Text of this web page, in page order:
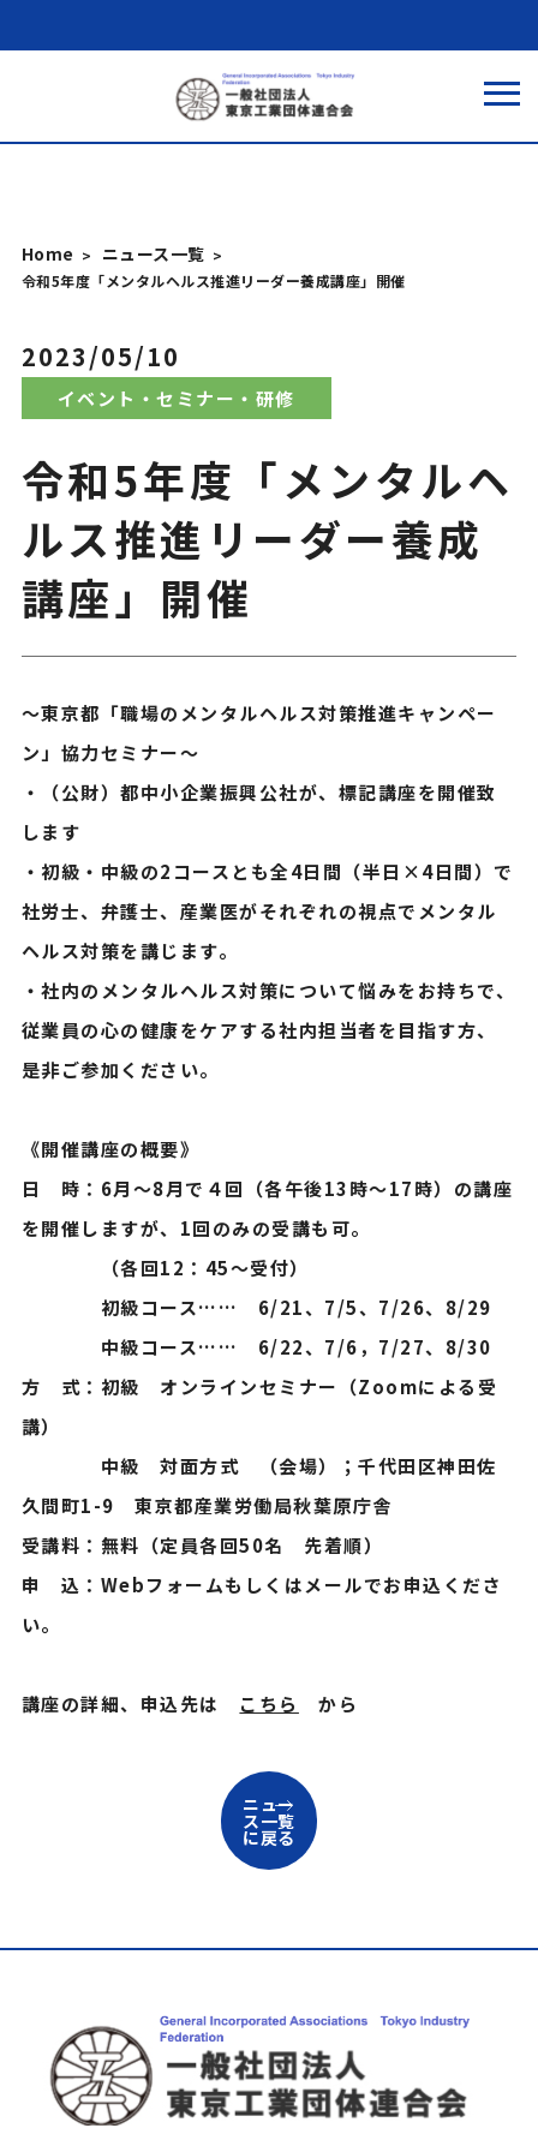
Home ニュース一覧
令和5年度「メンタルヘルス推進リーダー養成講座」開催
2023/05/10
イベント・セミナー・研修
令和5年度「メンタルヘ
ルス推進リーダー養成
講座」開催
～東京都「職場のメンタルヘルス対策推進キャンペー
ン」協力セミナー～
・（公財）都中小企業振興公社が、標記講座を開催致
します
・初級・中級の2コースとも全4日間（半日×4日間）で
社労士、弁護士、産業医がそれぞれの視点でメンタル
ヘルス対策を講じます。
・社内のメンタルヘルス対策について悩みをお持ちで、
従業員の心の健康をケアする社内担当者を目指す方、
是非ご参加ください。
《開催講座の概要》
日 時：6月～8月で４回（各午後13時～17時）の講座
を開催しますが、1回のみの受講も可。
（各回12：45～受付）
初級コース…… 6/21、7/5、7/26、8/29
中級コース…… 6/22、7/6，7/27、8/30
方 式：初級 オンラインセミナー（Zoomによる受
講）
中級 対面方式 （会場）；千代田区神田佐
久間町1-9 東京都産業労働局秋葉原庁舎
受講料：無料（定員各回50名 先着順）
申 込：Webフォームもしくはメールでお申込くださ
い。
講座の詳細、申込先は こちら から
ニュー
ス一覧
に戻る